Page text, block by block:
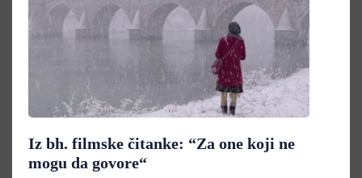
Iz bh. filmske čitanke: “Za one koji ne
mogu da govore“